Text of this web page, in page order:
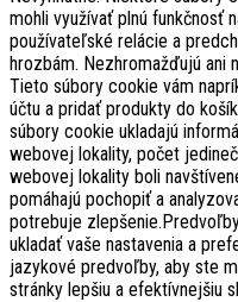
mohli využívať plnú funkčnosť
používateľské relácie a
hrozbám. Nezhromažďujú ani
Tieto súbory cookie vám
účtu a pridať produkty do
súbory cookie ukladajú
webovej lokality, počet
webovej lokality boli
pomáhajú pochopiť a
potrebuje
ukladať vaše nastavenia a
jazykové predvoľby, aby ste
stránky lepšiu a efektívnejšiu